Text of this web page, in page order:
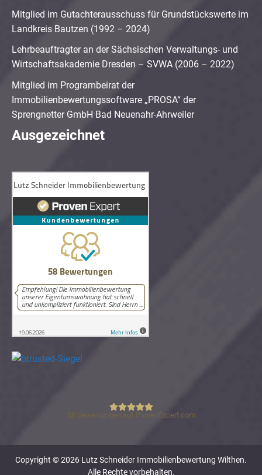
Mitglied im Gutachterausschuss für Grundstückswerte im
Landkreis Bautzen (1992 – 2024)
Lehrbeauftragter an der Sächsischen Verwaltungs- und
Wirtschaftsakademie Dresden – SVWA (2006 – 2022)
Mitglied im Programbeirat der
Immobilienbewertungssoftware „PROSA“ der
Sprengnetter GmbH Bad Neuenahr-Ahrweiler
Ausgezeichnet
Lutz Schneider Immobilienbewertung
58 Bewertungen auf ProvenExpert.com
Copyright © 2026 Lutz Schneider Immobilienbewertung Wilthen.
Alle Rechte vorbehalten.